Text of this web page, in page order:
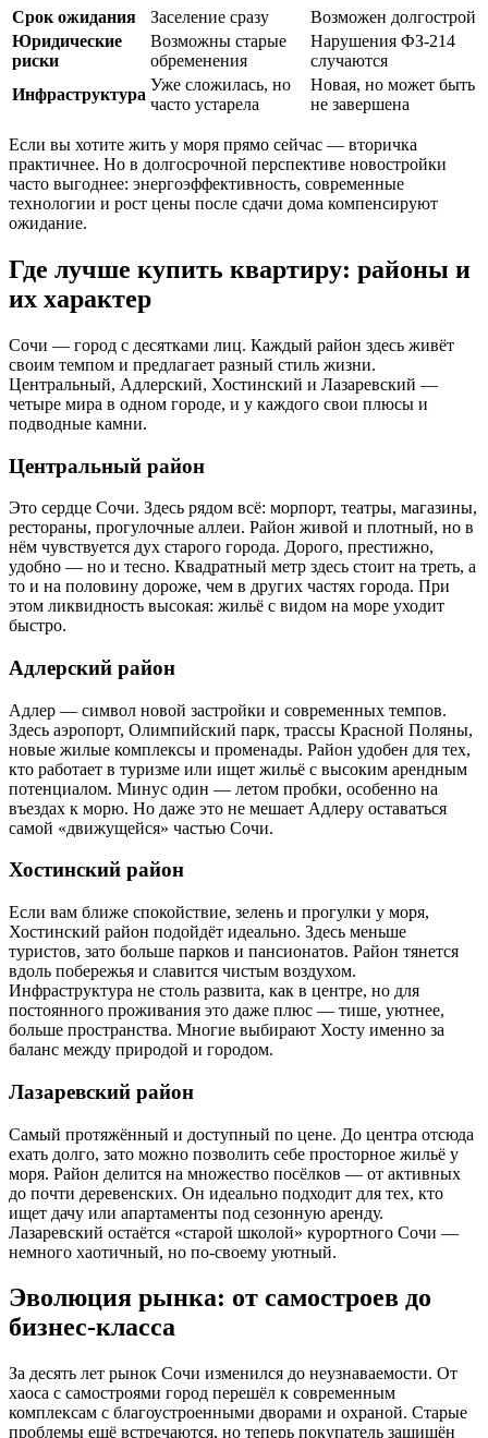
Срок ожидания
Заселение сразу
Возможен долгострой
Юридические
риски
Возможны старые
обременения
Нарушения ФЗ-214
случаются
Инфраструктура
Уже сложилась, но
часто устарела
Новая, но может быть
не завершена
Если вы хотите жить у моря прямо сейчас — вторичка
практичнее. Но в долгосрочной перспективе новостройки
часто выгоднее: энергоэффективность, современные
технологии и рост цены после сдачи дома компенсируют
ожидание.
Где лучше купить квартиру: районы и
их характер
Сочи — город с десятками лиц. Каждый район здесь живёт
своим темпом и предлагает разный стиль жизни.
Центральный, Адлерский, Хостинский и Лазаревский —
четыре мира в одном городе, и у каждого свои плюсы и
подводные камни.
Центральный район
Это сердце Сочи. Здесь рядом всё: морпорт, театры, магазины,
рестораны, прогулочные аллеи. Район живой и плотный, но в
нём чувствуется дух старого города. Дорого, престижно,
удобно — но и тесно. Квадратный метр здесь стоит на треть, а
то и на половину дороже, чем в других частях города. При
этом ликвидность высокая: жильё с видом на море уходит
быстро.
Адлерский район
Адлер — символ новой застройки и современных темпов.
Здесь аэропорт, Олимпийский парк, трассы Красной Поляны,
новые жилые комплексы и променады. Район удобен для тех,
кто работает в туризме или ищет жильё с высоким арендным
потенциалом. Минус один — летом пробки, особенно на
въездах к морю. Но даже это не мешает Адлеру оставаться
самой «движущейся» частью Сочи.
Хостинский район
Если вам ближе спокойствие, зелень и прогулки у моря,
Хостинский район подойдёт идеально. Здесь меньше
туристов, зато больше парков и пансионатов. Район тянется
вдоль побережья и славится чистым воздухом.
Инфраструктура не столь развита, как в центре, но для
постоянного проживания это даже плюс — тише, уютнее,
больше пространства. Многие выбирают Хосту именно за
баланс между природой и городом.
Лазаревский район
Самый протяжённый и доступный по цене. До центра отсюда
ехать долго, зато можно позволить себе просторное жильё у
моря. Район делится на множество посёлков — от активных
до почти деревенских. Он идеально подходит для тех, кто
ищет дачу или апартаменты под сезонную аренду.
Лазаревский остаётся «старой школой» курортного Сочи —
немного хаотичный, но по-своему уютный.
Эволюция рынка: от самостроев до
бизнес-класса
За десять лет рынок Сочи изменился до неузнаваемости. От
хаоса с самостроями город перешёл к современным
комплексам с благоустроенными дворами и охраной. Старые
проблемы ещё встречаются, но теперь покупатель защищён